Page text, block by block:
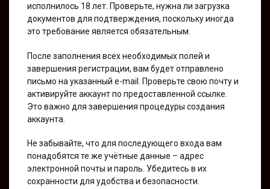
исполнилось 18 лет. Проверьте, нужна ли загрузка
документов для подтверждения, поскольку иногда
это требование является обязательным.
После заполнения всех необходимых полей и
завершения регистрации, вам будет отправлено
письмо на указанный e-mail. Проверьте свою почту и
активируйте аккаунт по предоставленной ссылке.
Это важно для завершения процедуры создания
аккаунта.
Не забывайте, что для последующего входа вам
понадобятся те же учётные данные – адрес
электронной почты и пароль. Убедитесь в их
сохранности для удобства и безопасности.